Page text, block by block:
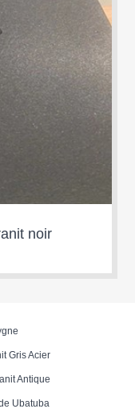
noir
Gris Acier
Antique
Ubatuba